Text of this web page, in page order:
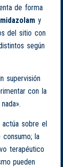
de forma
y
del sitio con
según
supervisión
con la
sobre el
la
terapéutico
pueden